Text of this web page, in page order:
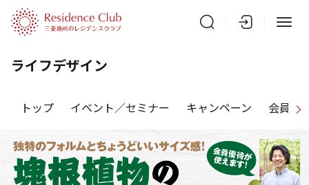
ライフデザイン
トップ イベント／セミナー キャンペーン 会員特